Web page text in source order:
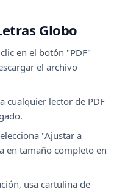
Globo
en el botón "PDF"
el archivo
cualquier lector de PDF
"Ajustar a
en tamaño completo en
usa cartulina de